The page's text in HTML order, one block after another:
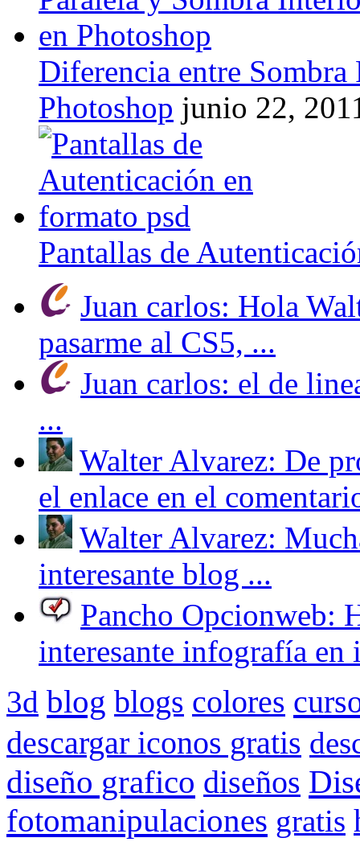
Diferencia entre
Photoshop junio 22,
Pantallas de
Juan carlos: Hola
pasarme al CS5, ...
Juan carlos: el de
...
Walter Alvarez: De
el enlace en el
Walter Alvarez:
interesante blog ...
Pancho Opcionweb:
interesante infografía en
3d blog blogs colores
descargar iconos gratis
diseño grafico diseños
fotomanipulaciones gratis